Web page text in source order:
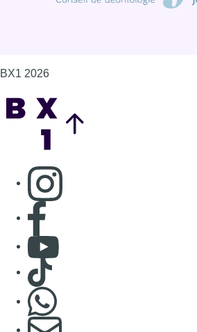
BX1 2026
Consulter page Instagram
Consulter page Facebook
Consulter Youtube
Consulter TikTok
S'abonner à notre newsletter